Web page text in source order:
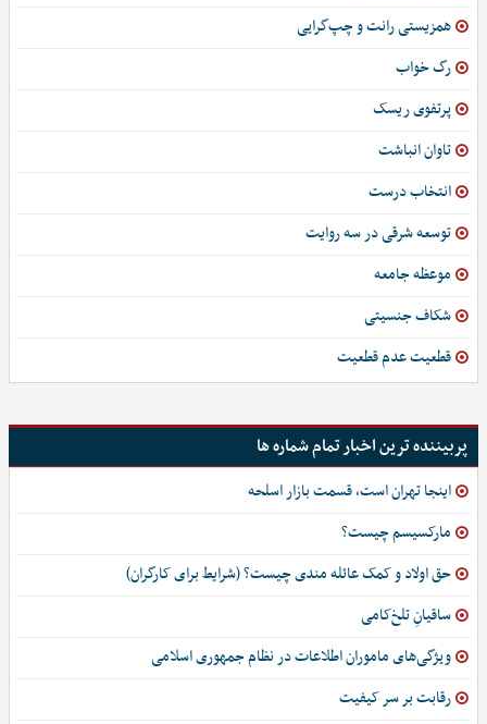
همزیستی رانت و چپ‌گرایی
رگ خواب
پرتفوی ریسک
تاوان انباشت
انتخاب درست
توسعه شرقی در سه روایت
موعظه جامعه
شکاف جنسیتی
قطعیت عدم قطعیت
پربیننده ترین اخبار تمام شماره ها
اینجا تهران است، قسمت بازار اسلحه
مارکسیسم چیست؟
حق اولاد و کمک عائله مندی چیست؟ (شرایط برای کارگران)
ساقیانِ تلخ‌کامی
ویژگی‌های ماموران اطلاعات در نظام جمهوری اسلامی
رقابت بر سر کیفیت